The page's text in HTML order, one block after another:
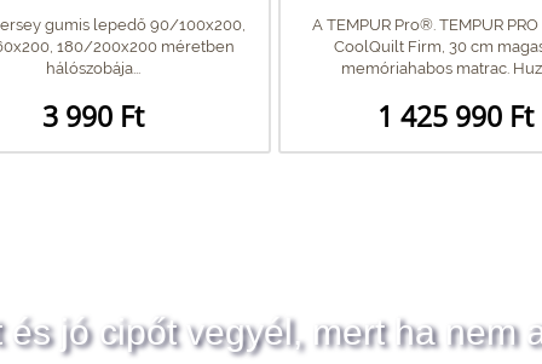
gumis lepedő 90/100x200,
180/200x200 méretben
hálószobája...
3 990 Ft
A TEMPUR Pro®. TEMPUR
CoolQuilt Firm, 30 cm
memóriahabos matrac.
1 425 990 Ft
és jó cipőt vegyél, mert ha nem